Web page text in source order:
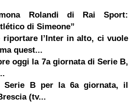
Rolandi di Rai Sport:
di Simeone”
riportare l’Inter in alto, ci vuole
quest...
oggi la 7a giornata di Serie B,
Serie B per la 6a giornata, il
(tv...